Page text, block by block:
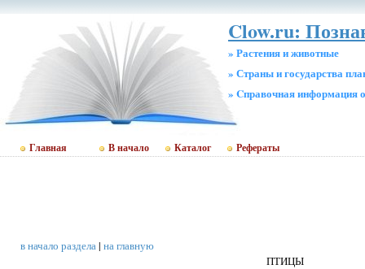
Clow.ru:
» Растения и животные
» Страны и государства
» Cправочная информация
Главная В начало Каталог Рефераты
в начало раздела| на главную
ПТИЦЫ